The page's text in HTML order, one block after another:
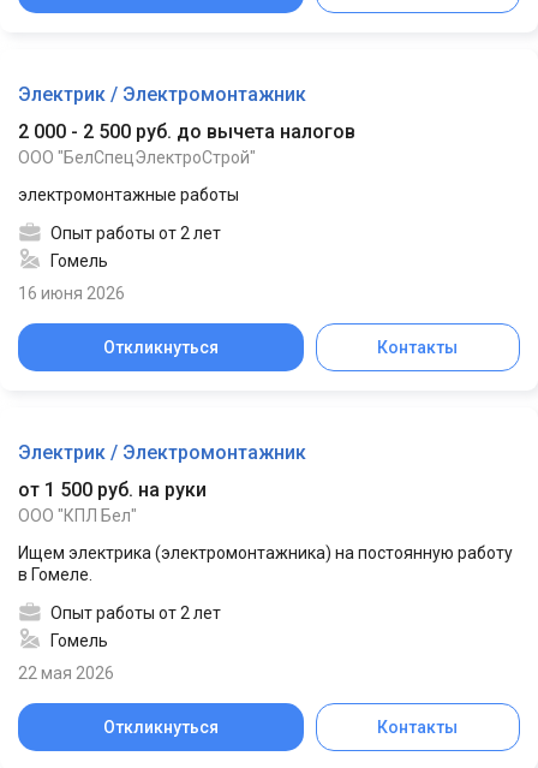
Электрик / Электромонтажник
2 000 - 2 500 руб. до вычета налогов
ООО "БелСпецЭлектроСтрой"
электромонтажные работы
Опыт работы от 2 лет
Гомель
16 июня 2026
Откликнуться Контакты
Электрик / Электромонтажник
от 1 500 руб. на руки
ООО "КПЛ Бел"
Ищем электрика (электромонтажника) на постоянную работу
в Гомеле.
Опыт работы от 2 лет
Гомель
22 мая 2026
Откликнуться Контакты